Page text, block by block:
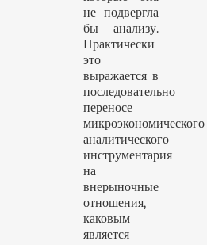
не подвергла
бы анализу.
Практически
это
выражается в
последовательно
переносе
микроэкономического
аналитического
инструментария
на
внерыночные
отношения,
каковым
является